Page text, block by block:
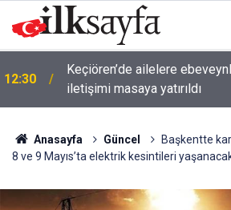
12:30
Keçiören’de ailelere
iletişimi masaya yatırıldı
Anasayfa Güncel
Başkentte
8 ve 9 Mayıs’ta elektrik kesintileri